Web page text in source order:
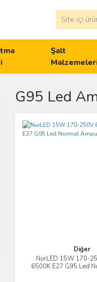
Şalt
G95 Led
Diğer
NurLED 15W 170-
6500K E27 G95 Led
İncele